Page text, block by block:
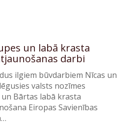
un labā krasta
darbi
ilgiem būvdarbiem Nīcas un
valsts nozīmes
Bārtas labā krasta
Eiropas Savienības